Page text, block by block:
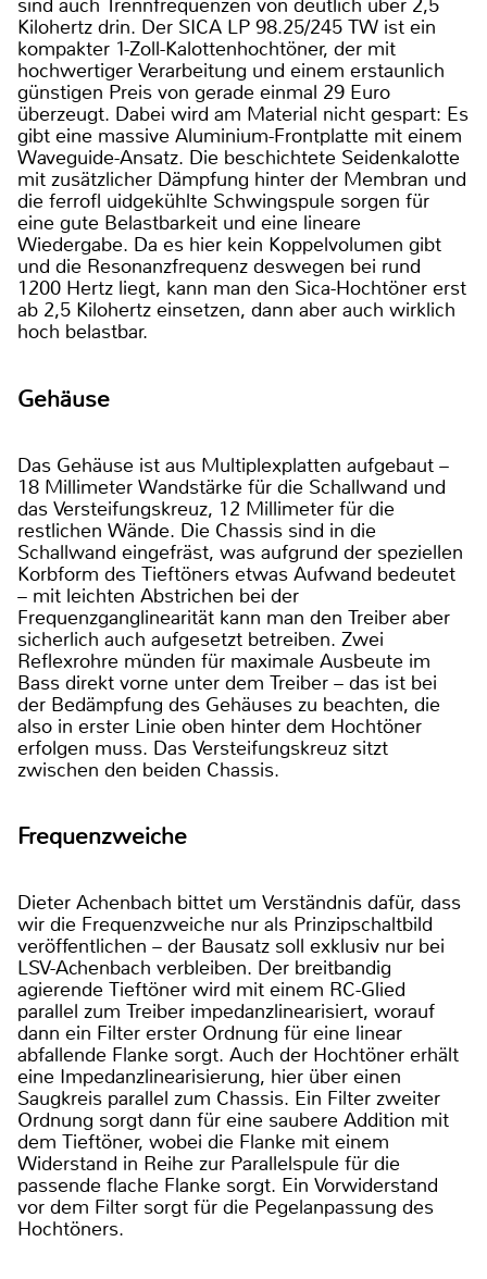
sind auch Trennfrequenzen von deutlich über 2,5
Kilohertz drin. Der SICA LP 98.25/245 TW ist ein
kompakter 1-Zoll-Kalottenhochtöner, der mit
hochwertiger Verarbeitung und einem erstaunlich
günstigen Preis von gerade einmal 29 Euro
überzeugt. Dabei wird am Material nicht gespart: Es
gibt eine massive Aluminium-Frontplatte mit einem
Waveguide-Ansatz. Die beschichtete Seidenkalotte
mit zusätzlicher Dämpfung hinter der Membran und
die ferrofl uidgekühlte Schwingspule sorgen für
eine gute Belastbarkeit und eine lineare
Wiedergabe. Da es hier kein Koppelvolumen gibt
und die Resonanzfrequenz deswegen bei rund
1200 Hertz liegt, kann man den Sica-Hochtöner erst
ab 2,5 Kilohertz einsetzen, dann aber auch wirklich
hoch belastbar.
Gehäuse
Das Gehäuse ist aus Multiplexplatten aufgebaut –
18 Millimeter Wandstärke für die Schallwand und
das Versteifungskreuz, 12 Millimeter für die
restlichen Wände. Die Chassis sind in die
Schallwand eingefräst, was aufgrund der speziellen
Korbform des Tieftöners etwas Aufwand bedeutet
– mit leichten Abstrichen bei der
Frequenzganglinearität kann man den Treiber aber
sicherlich auch aufgesetzt betreiben. Zwei
Reflexrohre münden für maximale Ausbeute im
Bass direkt vorne unter dem Treiber – das ist bei
der Bedämpfung des Gehäuses zu beachten, die
also in erster Linie oben hinter dem Hochtöner
erfolgen muss. Das Versteifungskreuz sitzt
zwischen den beiden Chassis.
Frequenzweiche
Dieter Achenbach bittet um Verständnis dafür, dass
wir die Frequenzweiche nur als Prinzipschaltbild
veröffentlichen – der Bausatz soll exklusiv nur bei
LSV-Achenbach verbleiben. Der breitbandig
agierende Tieftöner wird mit einem RC-Glied
parallel zum Treiber impedanzlinearisiert, worauf
dann ein Filter erster Ordnung für eine linear
abfallende Flanke sorgt. Auch der Hochtöner erhält
eine Impedanzlinearisierung, hier über einen
Saugkreis parallel zum Chassis. Ein Filter zweiter
Ordnung sorgt dann für eine saubere Addition mit
dem Tieftöner, wobei die Flanke mit einem
Widerstand in Reihe zur Parallelspule für die
passende flache Flanke sorgt. Ein Vorwiderstand
vor dem Filter sorgt für die Pegelanpassung des
Hochtöners.